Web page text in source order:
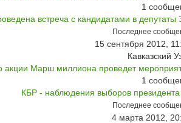
1
встреча с кандидатами в депутаты
Последнее
15 сентября 2012,
Кавказский
акции Марш миллиона проведет
1
КБР - наблюдения выборов
Последнее
4 марта 2012,